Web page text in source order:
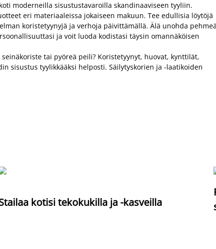
moderneilla sisustustavaroilla skandinaaviseen tyyliin.
eri materiaaleissa jokaiseen makuun. Tee edullisia löytöjä
koristetyynyjä ja verhoja päivittämällä. Älä unohda
ja voit luoda kodistasi täysin omannäköisen
tai pyöreä peili? Koristetyynyt, huovat, kynttilät,
sisustus tyylikkääksi helposti. Säilytyskorien ja -laatikoiden
kotisi tekokukilla ja -kasveilla